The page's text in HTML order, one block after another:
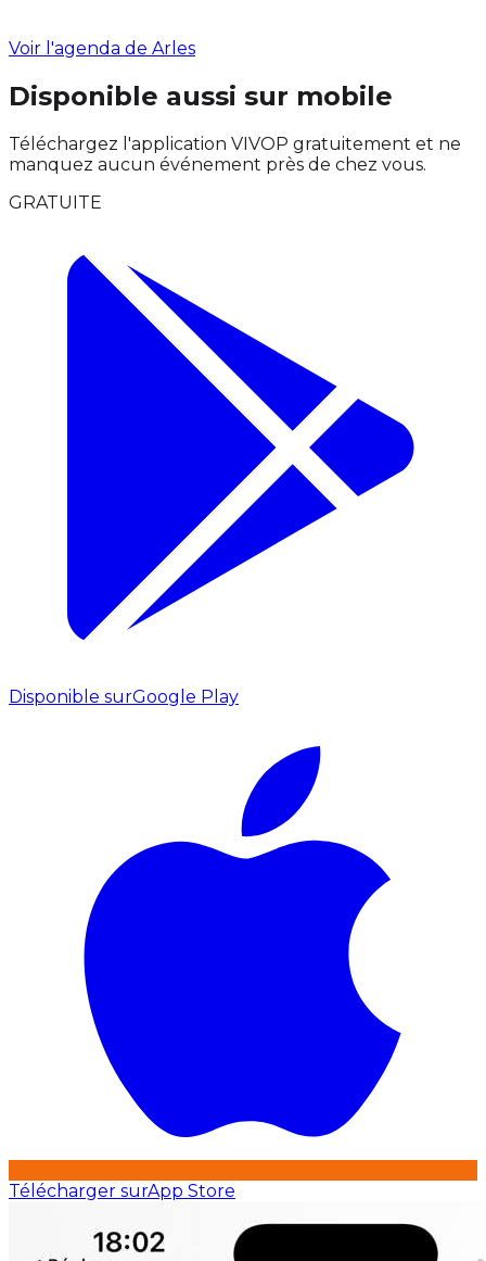
Voir l'agenda de Arles
Disponible aussi sur mobile
Téléchargez l'application VIVOP gratuitement et ne
manquez aucun événement près de chez vous.
GRATUITE
Disponible surGoogle Play
Télécharger surApp Store